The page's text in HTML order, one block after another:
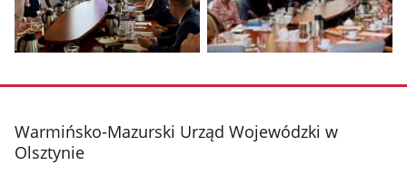
galerii.
galerii.
zdjęcie
galerii.
zdjęcie
galerii.
stopka
Warmińsko-Mazurski Urząd Wojewódzki w
Olsztynie